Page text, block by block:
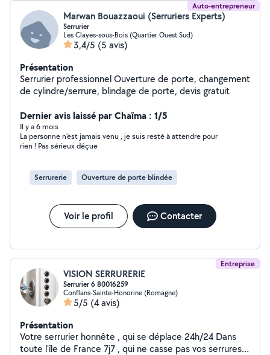
Auto-entrepreneur
Marwan Bouazzaoui (Serruriers Experts)
Serrurier
Les Clayes-sous-Bois (Quartier Ouest Sud)
3,4/5 (5 avis)
Présentation
Serrurier professionnel Ouverture de porte, changement
de cylindre/serrure, blindage de porte, devis gratuit
Dernier avis laissé par Chaïma : 1/5
Il y a 6 mois
La personne n’est jamais venu , je suis resté à attendre pour
rien ! Pas sérieux déçue
Serrurerie Ouverture de porte blindée
Voir le profil Contacter
Entreprise
VISION SERRURERIE
Serrurier 6 80016259
Conflans-Sainte-Honorine (Romagne)
5/5 (4 avis)
Présentation
Votre serrurier honnête , qui se déplace 24h/24 Dans
toute l'île de France 7j7 , qui ne casse pas vos serrures